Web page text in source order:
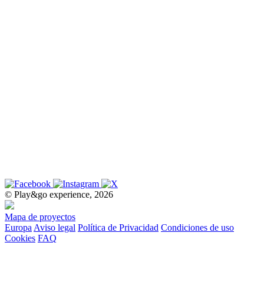
© Play&go experience, 2026
Mapa de proyectos
Europa Aviso legal Política de Privacidad Condiciones de uso
Cookies FAQ